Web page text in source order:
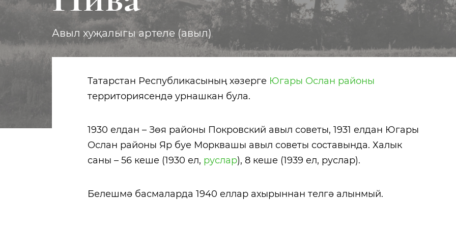
Авыл хуҗалыгы артеле (авыл)
Татарстан Республикасының хәзерге Югары Ослан районы
территориясендә урнашкан була.
1930 елдан – Зөя районы Покровский авыл советы, 1931 елдан Югары
Ослан районы Яр буе Морквашы авыл советы составында. Халык
саны – 56 кеше (1930 ел, руслар), 8 кеше (1939 ел, руслар).
Белешмә басмаларда 1940 еллар ахырыннан телгә алынмый.